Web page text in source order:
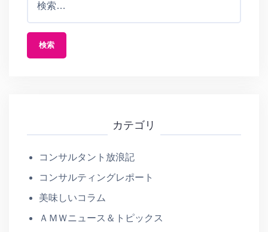
:
カテゴリ
コンサルタント放浪記
コンサルティングレポート
美味しいコラム
ＡＭＷニュース＆トピックス